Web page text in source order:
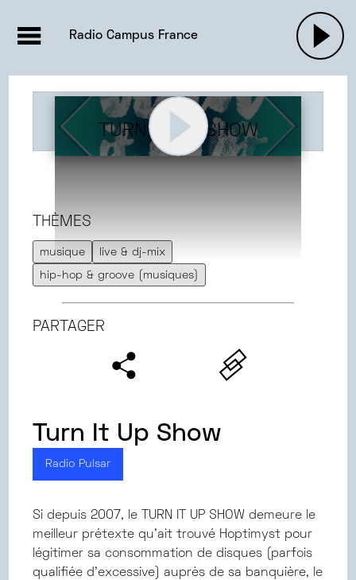
ACTUALITÉS
EMISSIONS |
PODCASTS
Radio Campus France
TURN IT UP SHOW
THÈMES
musique live & dj-mix
hip-hop & groove (musiques)
PARTAGER
Turn It Up Show
Radio Pulsar
Si depuis 2007, le TURN IT UP SHOW demeure le
meilleur prétexte qu’ait trouvé Hoptimyst pour
légitimer sa consommation de disques (parfois
qualifiée d’excessive) auprès de sa banquière, le